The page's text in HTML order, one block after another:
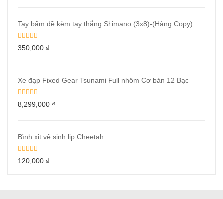
Tay bấm đề kèm tay thắng Shimano (3x8)-(Hàng Copy)
350,000 ₫
Xe đạp Fixed Gear Tsunami Full nhôm Cơ bản 12 Bạc
8,299,000 ₫
Bình xịt vệ sinh lip Cheetah
120,000 ₫